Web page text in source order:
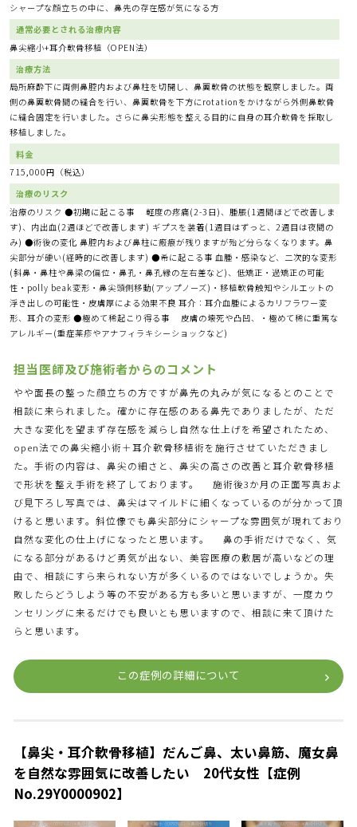
シャープな顔立ちの中に、鼻先の存在感が気になる方
通常必要とされる治療内容
鼻尖縮小+耳介軟骨移植（OPEN法）
治療方法
局所麻酔下に両側鼻腔内および鼻柱を切開し、鼻翼軟骨の状態を観察しました。両
側の鼻翼軟骨間の縫合を行い、鼻翼軟骨を下方にrotationをかけながら外側鼻軟骨
に縫合固定を行いました。さらに鼻尖形態を整える目的に自身の耳介軟骨を採取し
移植しました。
料金
715,000円（税込）
治療のリスク
治療のリスク ●初期に起こる事 軽度の疼痛(2-3日)、腫脹(1週間ほどで改善しま
す)、内出血(2週ほどで改善します) ギプスを装着(1週目はずっと、2週目は夜間の
み) ●術後の変化 鼻腔内および鼻柱に瘢痕が残りますが殆ど分らなくなります。鼻
尖部分が硬い(経時的に改善します) ●希に起こる事 血腫・感染など、二次的な変形
(斜鼻・鼻柱や鼻梁の偏位・鼻孔・鼻孔縁の左右差など)、低矯正・過矯正の可能
性・polly beak変形・鼻尖頭側移動(アップノーズ)・移植軟骨触知やシルエットの
浮き出しの可能性・皮膚厚による効果不良 耳介：耳介血腫によるカリフラワー変
形、耳介の変形 ●極めて稀起こり得る事 皮膚の壊死や凸凹、・極めて稀に重篤な
アレルギー(重症薬疹やアナフィラキシーショックなど)
担当医師及び施術者からのコメント
やや面長の整った顔立ちの方ですが鼻先の丸みが気になるとのことで
相談に来られました。確かに存在感のある鼻先でありましたが、ただ
大きな変化を望まず存在感を減らし自然な仕上げを希望されたため、
open法での鼻尖縮小術＋耳介軟骨移植術を施行させていただきまし
た。手術の内容は、鼻尖の細さと、鼻尖の高さの改善と耳介軟骨移植
で形状を整え手術を終了しております。 施術後3か月の正面写真およ
び見下ろし写真では、鼻尖はマイルドに細くなっているのが分かって頂
けると思います。斜位像でも鼻尖部分にシャープな雰囲気が現れており
自然な変化の仕上げになったと思います。 鼻の手術だけでなく、気
になる部分があるけど勇気が出ない、美容医療の敷居が高いなどの理
由で、相談にすら来られない方が多くいるのではないでしょうか。失
敗したらどうしよう等の不安がある方も多いと思いますが、一度カウ
ンセリングに来るだけでも良いとも思いますので、相談に来て頂けた
らと思います。
この症例の詳細について
【鼻尖・耳介軟骨移植】だんご鼻、太い鼻筋、魔女鼻
を自然な雰囲気に改善したい 20代女性【症例
No.29Y0000902】